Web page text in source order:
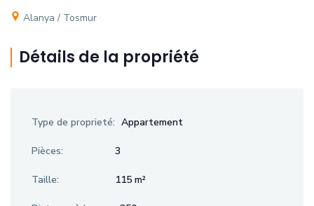
Alanya / Tosmur
Détails de la propriété
Type de proprieté: Appartement
Pièces: 3
Taille: 115 m²